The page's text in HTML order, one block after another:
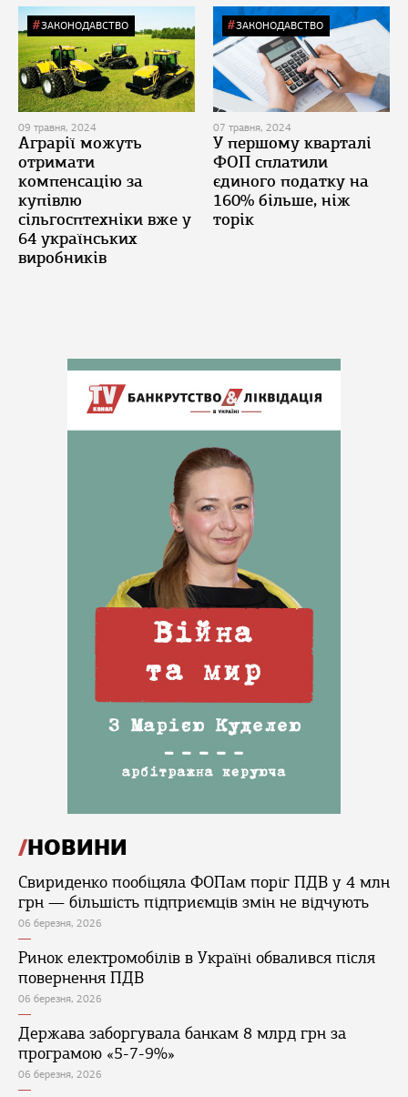
ЗАКОНОДАВСТВО
09 травня, 2024
Аграрії можуть
отримати
компенсацію за
купівлю
сільгосптехніки вже у
64 українських
виробників
ЗАКОНОДАВСТВО
07 травня, 2024
У першому кварталі
ФОП сплатили
єдиного податку на
160% більше, ніж
торік
НОВИНИ
Свириденко пообіцяла ФОПам поріг ПДВ у 4 млн
грн — більшість підприємців змін не відчують
06 березня, 2026
Ринок електромобілів в Україні обвалився після
повернення ПДВ
06 березня, 2026
Держава заборгувала банкам 8 млрд грн за
програмою «5-7-9%»
06 березня, 2026